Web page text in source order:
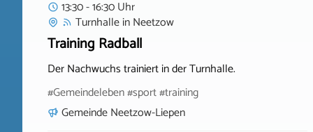
13:30 - 16:30 Uhr
TurnhalleinNeetzow
Training Radball
Der Nachwuchs trainiert in der Turnhalle.
#Gemeindeleben #sport #training
Gemeinde Neetzow-Liepen